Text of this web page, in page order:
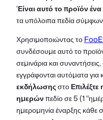
'Είναι αυτό το προϊόν
τα υπόλοιπα πεδία
Χρησιμοποιώντας το
συνδέσουμε αυτό το
σεμινάρια και
εγγράφονται αυτόματα για
εκδήλωσηςστοΕπιλέξτε
ημερώνπεδίο σε 5 (1
ημερομηνία έναρξης κάθε